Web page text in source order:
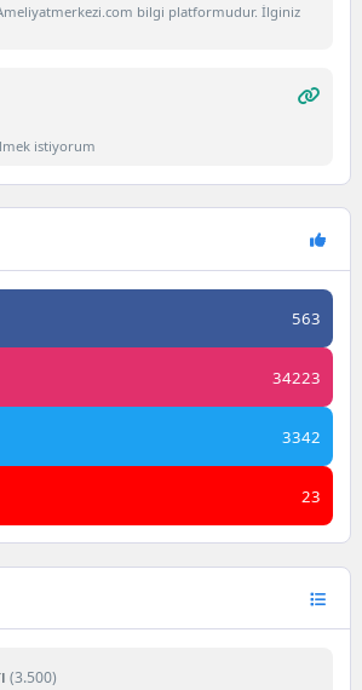
bilgi platformudur. İlginiz
istiyorum
563
34223
3342
23
(3.500)